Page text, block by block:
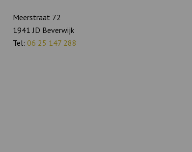
Meerstraat 72
1941 JD Beverwijk
Tel:06 25 147 288